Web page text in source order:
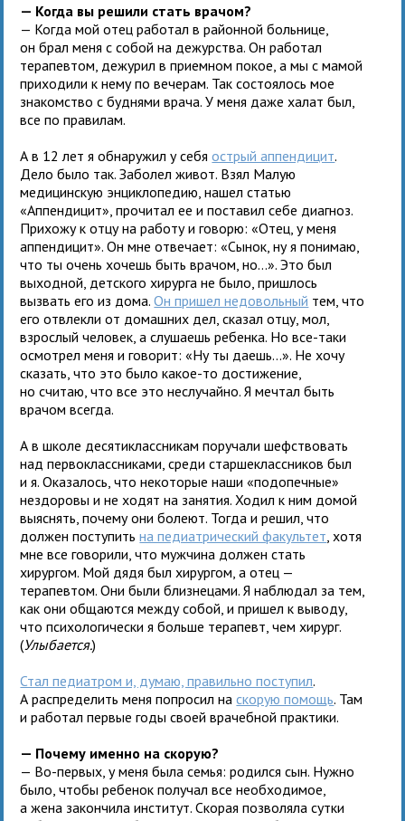
— Когда вы решили стать врачом?
— Когда мой отец работал в районной больнице,
он брал меня с собой на дежурства. Он работал
терапевтом, дежурил в приемном покое, а мы с мамой
приходили к нему по вечерам. Так состоялось мое
знакомство с буднями врача. У меня даже халат был,
все по правилам.
А в 12 лет я обнаружил у себяострый аппендицит.
Дело было так. Заболел живот. Взял Малую
медицинскую энциклопедию, нашел статью
«Аппендицит», прочитал ее и поставил себе диагноз.
Прихожу к отцу на работу и говорю: «Отец, у меня
аппендицит». Он мне отвечает: «Сынок, ну я понимаю,
что ты очень хочешь быть врачом, но...». Это был
выходной, детского хирурга не было, пришлось
вызвать его из дома.Он пришел недовольный тем, что
его отвлекли от домашних дел, сказал отцу, мол,
взрослый человек, а слушаешь ребенка. Но все-таки
осмотрел меня и говорит: «Ну ты даешь...». Не хочу
сказать, что это было какое-то достижение,
но считаю, что все это неслучайно. Я мечтал быть
врачом всегда.
А в школе десятиклассникам поручали шефствовать
над первоклассниками, среди старшеклассников был
и я. Оказалось, что некоторые наши «подопечные»
нездоровы и не ходят на занятия. Ходил к ним домой
выяснять, почему они болеют. Тогда и решил, что
должен поступитьна педиатрический факультет , хотя
мне все говорили, что мужчина должен стать
хирургом. Мой дядя был хирургом, а отец —
терапевтом. Они были близнецами. Я наблюдал за тем,
как они общаются между собой, и пришел к выводу,
что психологически я больше терапевт, чем хирург.
(Улыбается.)
Стал педиатром и, думаю, правильно поступил.
А распределить меня попросил наскорую помощь. Там
и работал первые годы своей врачебной практики.
— Почему именно на скорую?
— Во-первых, у меня была семья: родился сын. Нужно
было, чтобы ребенок получал все необходимое,
а жена закончила институт. Скорая позволяла сутки